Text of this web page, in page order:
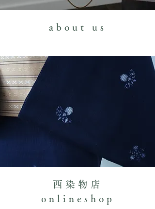
about us
西染物店
onlineshop